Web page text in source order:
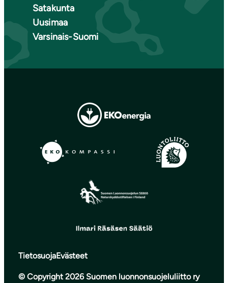
Satakunta
Uusimaa
Varsinais-Suomi
TietosuojaEvästeet
© Copyright 2026 Suomen luonnonsuojeluliitto ry